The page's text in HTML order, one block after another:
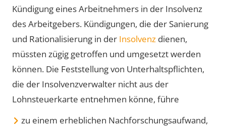
Kündigung eines Arbeitnehmers in der Insolvenz
des Arbeitgebers. Kündigungen, die der Sanierung
und Rationalisierung in der Insolvenz dienen,
müssten zügig getroffen und umgesetzt werden
können. Die Feststellung von Unterhaltspflichten,
die der Insolvenzverwalter nicht aus der
Lohnsteuerkarte entnehmen könne, führe
zu einem erheblichen Nachforschungsaufwand,